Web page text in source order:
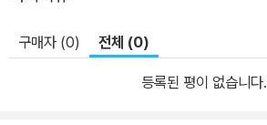
구매자 (0) 전체 (0)
등록된 평이 없습니다.